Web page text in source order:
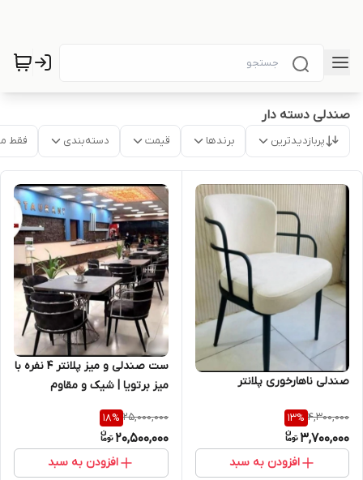
صندلی دسته دار
پربازدیدترین برندها قیمت دسته‌بندی فقط
صندلی ناهارخوری پلانتر
4,300,000
13%
3,700,000
افزودن به سبد
ست صندلی و میز پلانتر ۴ نفره با
میز برتویا | شیک و مقاوم
25,000,000
18%
20,500,000
افزودن به سبد